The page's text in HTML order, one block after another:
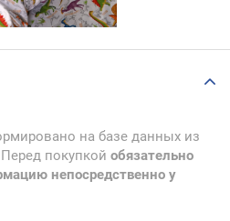
на базе данных из
покупкой обязательно
непосредственно у